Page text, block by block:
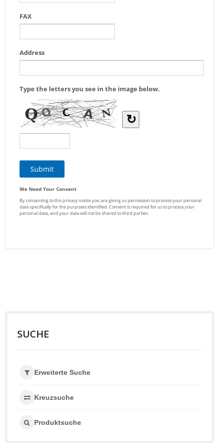
SUCHE
Erweiterte Suche
Kreuzsuche
Produktsuche